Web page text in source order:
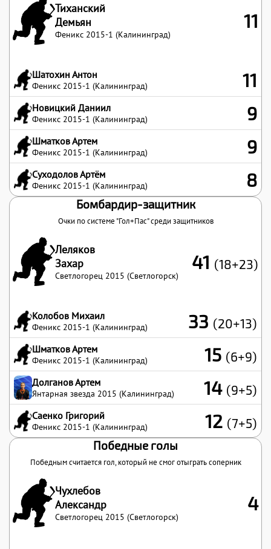
Тиханский
Демьян
Феникс 2015-1 (Калининград)
11
Шатохин Антон
Феникс 2015-1 (Калининград) 11
Новицкий Даниил
Феникс 2015-1 (Калининград) 9
Шматков Артем
Феникс 2015-1 (Калининград) 9
Суходолов Артём
Феникс 2015-1 (Калининград) 8
Бомбардир-защитник
Очки по системе "Гол+Пас" среди защитников
Леляков
Захар
Светлогорец 2015 (Светлогорск)
41 (18+23)
Колобов Михаил
Феникс 2015-1 (Калининград) 33 (20+13)
Шматков Артем
Феникс 2015-1 (Калининград) 15 (6+9)
Долганов Артем
Янтарная звезда 2015 (Калининград) 14 (9+5)
Саенко Григорий
Феникс 2015-1 (Калининград) 12 (7+5)
Победные голы
Победным считается гол, который не смог отыграть соперник
Чухлебов
Александр
Светлогорец 2015 (Светлогорск)
4